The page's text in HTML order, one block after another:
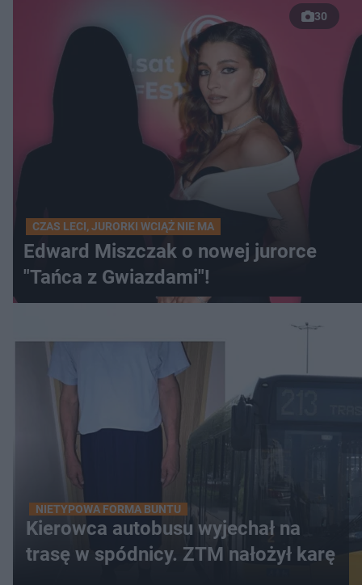
30
CZAS LECI, JURORKI WCIĄŻ NIE MA
Edward Miszczak o nowej jurorce
"Tańca z Gwiazdami"!
NIETYPOWA FORMA BUNTU
Kierowca autobusu wyjechał na
trasę w spódnicy. ZTM nałożył karę